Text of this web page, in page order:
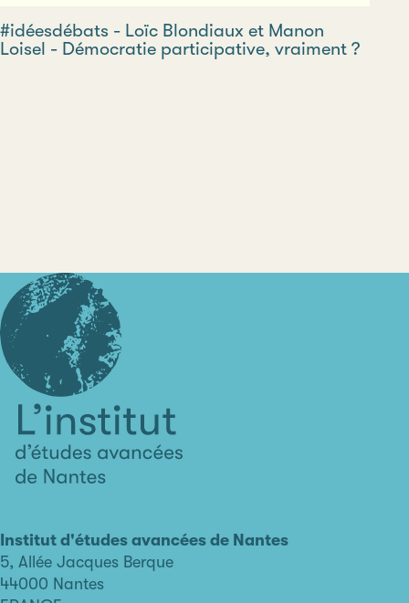
#idéesdébats - Loïc Blondiaux et Manon
Loisel - Démocratie participative, vraiment ?
avancées
de
Nantes
Institut d'études avancées de Nantes
5, Allée Jacques Berque
44000 Nantes